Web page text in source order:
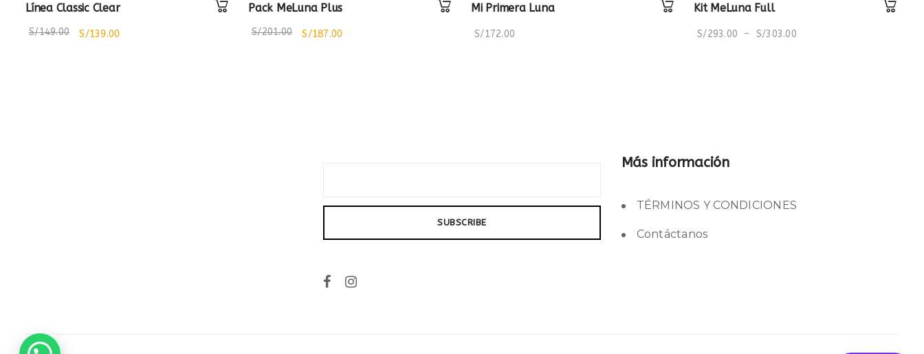
Línea Classic Clear
S/149.00 S/139.00
Pack MeLuna Plus
S/201.00 S/187.00
Mi Primera Luna
S/172.00
Kit MeLuna Full
S/293.00 – S/303.00
Más información
TÉRMINOS Y CONDICIONES
Contáctanos